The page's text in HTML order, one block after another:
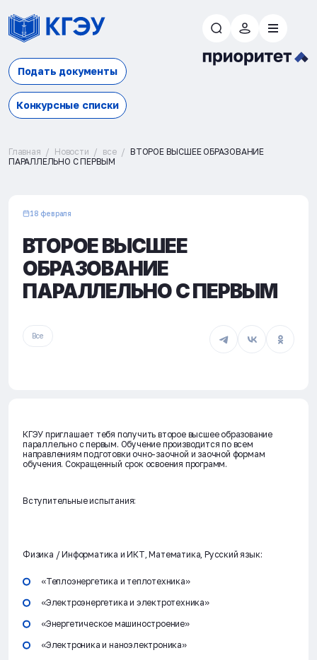
Подать документы
Конкурсные списки
Главная Новости все
ВТОРОЕ ВЫСШЕЕ ОБРАЗОВАНИЕ
ПАРАЛЛЕЛЬНО С ПЕРВЫМ
18 февраля
ВТОРОЕ ВЫСШЕЕ
ОБРАЗОВАНИЕ
ПАРАЛЛЕЛЬНО С ПЕРВЫМ
Все
КГЭУ приглашает тебя получить второе высшее образование
параллельно с первым. Обучение производится по всем
направлениям подготовки очно-заочной и заочной формам
обучения. Сокращенный срок освоения программ.
Вступительные испытания:
Физика / Информатика и ИКТ, Математика, Русский язык:
«Теплоэнергетика и теплотехника»
«Электроэнергетика и электротехника»
«Энергетическое машиностроение»
«Электроника и наноэлектроника»